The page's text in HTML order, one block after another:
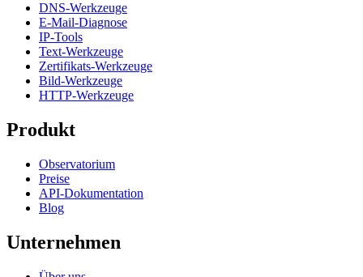
DNS-Werkzeuge
E-Mail-Diagnose
IP-Tools
Text-Werkzeuge
Zertifikats-Werkzeuge
Bild-Werkzeuge
HTTP-Werkzeuge
Produkt
Observatorium
Preise
API-Dokumentation
Blog
Unternehmen